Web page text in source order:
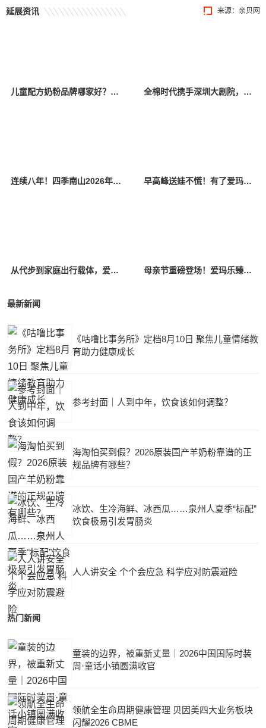
来源： 亲贝网
延展资讯
儿童配方奶粉品牌哪家好？2026年深度评测：5款产品多维度对比 全棉时代携手深圳大剧院，用一场交响音乐会“托住”孕妈的安全感
连续八年！四季南山2026年再夺蒙特奖金奖，三款产品同时获奖 早高峰送娃不慌！有了爱玛乐臻CA800，校门口也能优雅穿梭
从代步到家庭出行载体，爱玛引领休闲电三轮迈入价值竞争新阶段 母亲节重磅登场！爱玛乐臻CA800，为新生代妈妈打造高端亲子出行新标杆
最新新闻
《咕噜比事务所》定档8月10日 聚焦儿童情绪教
育助力健康成长
参考封面｜人到中年，饮食该如何调整？
海淘怕买到假？2026原装国产羊奶粉靠谱的正
规品牌有哪些？
冰饮、生冷海鲜、冰西瓜……泉州人夏季“标配”
饮食极易引发胃肠炎
人人讲安全 个个会应急 科学应对防震避险
热门新闻
童装的边界，被重新丈量｜2026中国国际时装
周·童话小镇圆满收官
领航全生命周期健康管理 贝因美四大业务板块
闪耀2026 CBME